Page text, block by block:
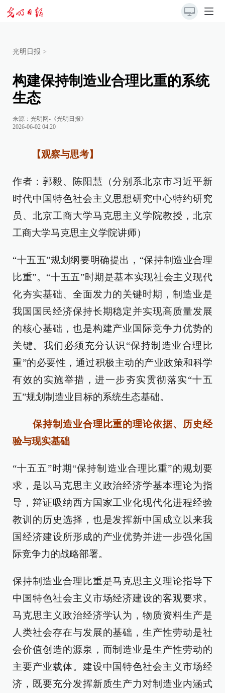
光明日报 >
构建保持制造业合理比重的系统
生态
来源： 光明网-《光明日报》
2026-06-02 04:20
【观察与思考】
作者：郭毅、陈阳慧（分别系北京市习近平新
时代中国特色社会主义思想研究中心特约研究
员、北京工商大学马克思主义学院教授，北京
工商大学马克思主义学院讲师）
“十五五”规划纲要明确提出，“保持制造业合理
比重”。“十五五”时期是基本实现社会主义现代
化夯实基础、全面发力的关键时期，制造业是
我国国民经济保持长期稳定并实现高质量发展
的核心基础，也是构建产业国际竞争力优势的
关键。我们必须充分认识“保持制造业合理比
重”的必要性，通过积极主动的产业政策和科学
有效的实施举措，进一步夯实贯彻落实“十五
五”规划制造业目标的系统生态基础。
保持制造业合理比重的理论依据、历史经
验与现实基础
“十五五”时期“保持制造业合理比重”的规划要
求，是以马克思主义政治经济学基本理论为指
导，辩证吸纳西方国家工业化现代化进程经验
教训的历史选择，也是发挥新中国成立以来我
国经济建设所形成的产业优势并进一步强化国
际竞争力的战略部署。
保持制造业合理比重是马克思主义理论指导下
中国特色社会主义市场经济建设的客观要求。
马克思主义政治经济学认为，物质资料生产是
人类社会存在与发展的基础，生产性劳动是社
会价值创造的源泉，而制造业是生产性劳动的
主要产业载体。建设中国特色社会主义市场经
济，既要充分发挥新质生产力对制造业内涵式